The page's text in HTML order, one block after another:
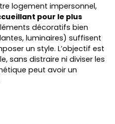
logement impersonnel,
pour le plus
décoratifs bien
luminaires) suffisent
un style. L’objectif est
sans distraire ni diviser les
peut avoir un